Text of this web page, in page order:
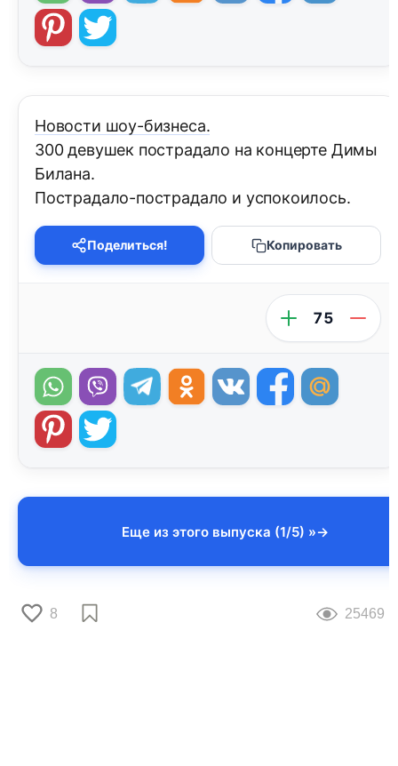
Новости шоу-бизнеса.
300 девушек пострадало на концерте Димы
Билана.
Пострадало-пострадало и успокоилось.
Поделиться! Копировать
75
Еще из этого выпуска (1/5) »
8 25469